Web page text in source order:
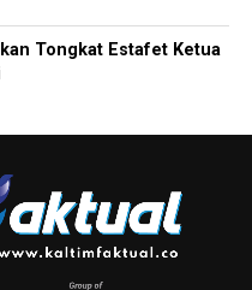
Tongkat Estafet Ketua